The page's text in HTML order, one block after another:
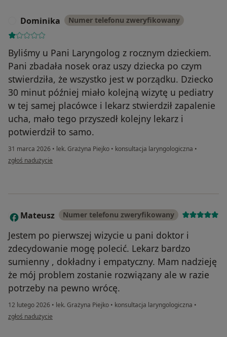
Dominika Numer telefonu zweryfikowany
Byliśmy u Pani Laryngolog z rocznym dzieckiem.
Pani zbadała nosek oraz uszy dziecka po czym
stwierdziła, że wszystko jest w porządku. Dziecko
30 minut później miało kolejną wizytę u pediatry
w tej samej placówce i lekarz stwierdził zapalenie
ucha, mało tego przyszedł kolejny lekarz i
potwierdził to samo.
31 marca 2026 • lek. Grażyna Piejko • konsultacja laryngologiczna •
w opinii użytkownika Dominika
zgłoś nadużycie
M Mateusz Numer telefonu zweryfikowany
Jestem po pierwszej wizycie u pani doktor i
zdecydowanie mogę polecić. Lekarz bardzo
sumienny , dokładny i empatyczny. Mam nadzieję
że mój problem zostanie rozwiązany ale w razie
potrzeby na pewno wrócę.
12 lutego 2026 • lek. Grażyna Piejko • konsultacja laryngologiczna •
w opinii użytkownika Mateusz
zgłoś nadużycie